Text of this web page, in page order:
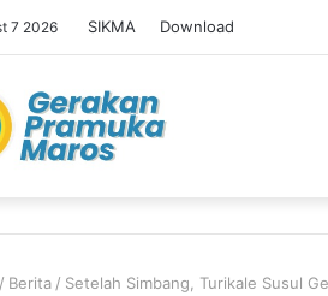
7 2026 SIKMA Download
/ Berita / Setelah Simbang, Turikale Susul